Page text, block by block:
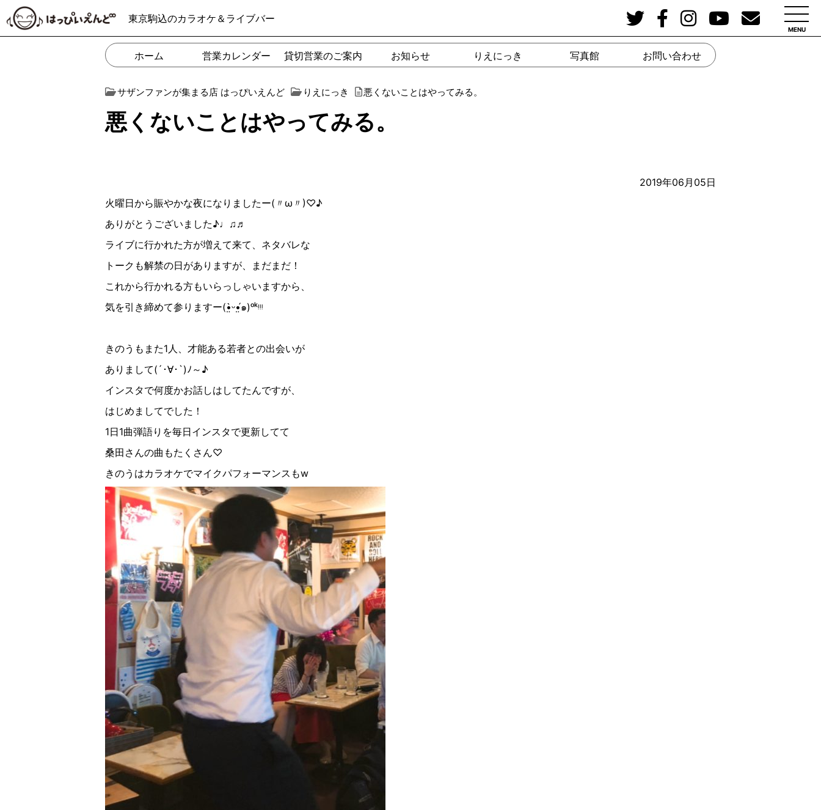
東京駒込のカラオケ＆ライブバー
MENU
ホーム 営業カレンダー 貸切営業のご案内 お知らせ りえにっき 写真館 お問い合わせ
サザンファンが集まる店 はっぴいえんど りえにっき 悪くないことはやってみる。
悪くないことはやってみる。
2019年06月05日
火曜日から賑やかな夜になりましたー( 〃ω〃 )♡♪︎
ありがとうございました♪♩♫♬
ライブに行かれた方が増えて来て、ネタバレな
トークも解禁の日がありますが、まだまだ！
これから行かれる方もいらっしゃいますから、
気を引き締めて参りますー(•̤̀ᵕ•̤́๑)ᵒᵏᵎᵎᵎ
きのうもまた1人、才能ある若者との出会いが
ありまして( ´ ･∀︎･ `)ﾉ～ ♪︎
インスタで何度かお話しはしてたんですが、
はじめましてでした！
1日1曲弾語りを毎日インスタで更新してて
桑田さんの曲もたくさん♡
きのうはカラオケでマイクパフォーマンスもw